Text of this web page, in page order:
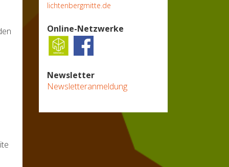
lichtenbergmitte.de
Online-Netzwerke
Newsletter
Newsletteranmeldung